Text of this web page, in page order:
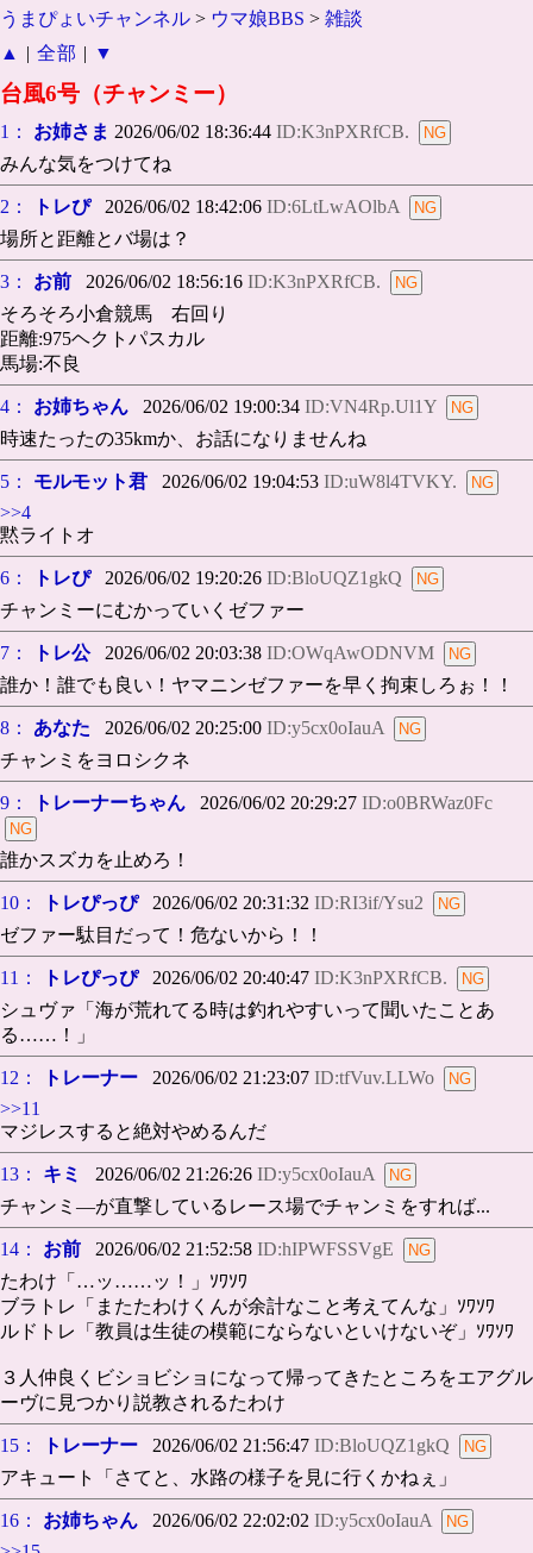
うまぴょいチャンネル > ウマ娘BBS > 雑談
▲
| 全部 | ▼
台風6号（チャンミー）
1： お姉さま 2026/06/02 18:36:44 ID:K3nPXRfCB.
みんな気をつけてね
2： トレぴ2026/06/02 18:42:06 ID:6LtLwAOlbA
場所と距離とバ場は？
3： お前 2026/06/02 18:56:16 ID:K3nPXRfCB.
そろそろ小倉競馬 右回り
距離:975ヘクトパスカル
馬場:不良
4： お姉ちゃん 2026/06/02 19:00:34 ID:VN4Rp.Ul1Y
時速たったの35kmか、お話になりませんね
5： モルモット君 2026/06/02 19:04:53 ID:uW8l4TVKY.
>>4
黙ライトオ
6： トレぴ2026/06/02 19:20:26 ID:BloUQZ1gkQ
チャンミーにむかっていくゼファー
7： トレ公2026/06/02 20:03:38 ID:OWqAwODNVM
誰か！誰でも良い！ヤマニンゼファーを早く拘束しろぉ！！
8： あなた 2026/06/02 20:25:00 ID:y5cx0oIauA
チャンミをヨロシクネ
9： トレーナーちゃん 2026/06/02 20:29:27 ID:o0BRWaz0Fc
誰かスズカを止めろ！
10： トレぴっぴ2026/06/02 20:31:32 ID:RI3if/Ysu2
ゼファー駄目だって！危ないから！！
11： トレぴっぴ2026/06/02 20:40:47 ID:K3nPXRfCB.
シュヴァ「海が荒れてる時は釣れやすいって聞いたことあ
る……！」
12： トレーナー 2026/06/02 21:23:07 ID:tfVuv.LLWo
>>11
マジレスすると絶対やめるんだ
13： キミ 2026/06/02 21:26:26 ID:y5cx0oIauA
チャンミ―が直撃しているレース場でチャンミをすれば...
14： お前 2026/06/02 21:52:58 ID:hIPWFSSVgE
たわけ「…ッ……ッ！」ｿﾜｿﾜ
ブラトレ「またたわけくんが余計なこと考えてんな」ｿﾜｿﾜ
ルドトレ「教員は生徒の模範にならないといけないぞ」ｿﾜｿﾜ
３人仲良くビショビショになって帰ってきたところをエアグル
ーヴに見つかり説教されるたわけ
15： トレーナー 2026/06/02 21:56:47 ID:BloUQZ1gkQ
アキュート「さてと、水路の様子を見に行くかねぇ」
16： お姉ちゃん 2026/06/02 22:02:02 ID:y5cx0oIauA